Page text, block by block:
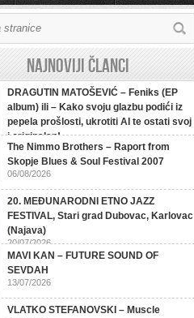
Najnoviji članci
DRAGUTIN MATOŠEVIĆ – Feniks (EP
album) ili – Kako svoju glazbu podići iz
pepela prošlosti, ukrotiti AI te ostati svoj
i originalan!
The Nimmo Brothers – Raport from
Skopje Blues & Soul Festival 2007
06/08/2026
20. MEĐUNARODNI ETNO JAZZ
FESTIVAL, Stari grad Dubovac, Karlovac
(Najava)
20/07/2026
MAVI KAN – FUTURE SOUND OF
SEVDAH
13/07/2026
VLATKO STEFANOVSKI – Muscle